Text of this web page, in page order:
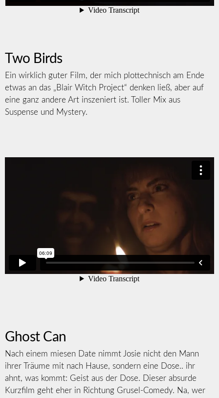
Two Birds
Ein wirklich guter Film, der mich plottechnisch am Ende
etwas an das „Blair Witch Project“ denken ließ, aber auf
eine ganz andere Art inszeniert ist. Toller Mix aus
Suspense und Mystery.
Ghost Can
Nach einem miesen Date nimmt Josie nicht den Mann
ihrer Träume mit nach Hause, sondern eine Dose.. ihr
ahnt, was kommt: Geist aus der Dose. Dieser absurde
Kurzfilm geht eher in Richtung Grusel-Comedy. Na, wer